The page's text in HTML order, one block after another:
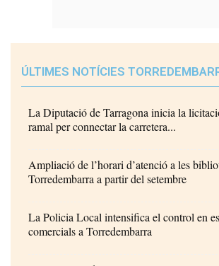
ÚLTIMES NOTÍCIES
La Diputació de Tarragona inicia la
ramal per connectar la carretera...
Ampliació de l’horari d’atenció a les
Torredembarra a partir del setembre
La Policia Local intensifica el control en
comercials a Torredembarra